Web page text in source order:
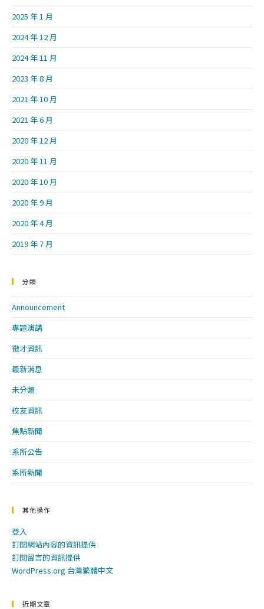
2025 年 1 月
2024 年 12 月
2024 年 11 月
2023 年 8 月
2021 年 10 月
2021 年 6 月
2020 年 12 月
2020 年 11 月
2020 年 10 月
2020 年 9 月
2020 年 4 月
2019 年 7 月
分類
Announcement
專題演講
徵才資訊
最新消息
未分類
校友資訊
焦點新聞
系所公告
系所新聞
其他操作
登入
訂閱網站內容的資訊提供
訂閱留言的資訊提供
WordPress.org 台灣繁體中文
近期文章